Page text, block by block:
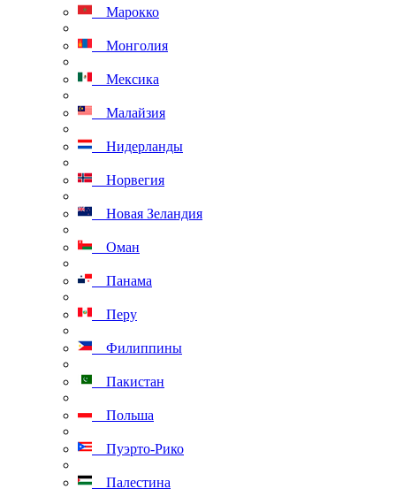
Марокко
Монголия
Мексика
Малайзия
Нидерланды
Норвегия
Новая Зеландия
Оман
Панама
Перу
Филиппины
Пакистан
Польша
Пуэрто-Рико
Палестина